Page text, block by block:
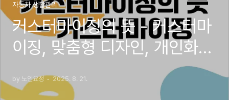
자동차 생활관리
커스터마이징의 뜻 - 커스터마
이징, 맞춤형 디자인, 개인화
서비스, 사용자 맞춤 설정, 커
스터마이제이션 정의
by 노인요정 2025. 8. 21.